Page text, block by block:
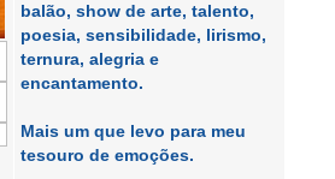
balão, show de arte, talento,
poesia, sensibilidade, lirismo,
ternura, alegria e
encantamento.
Mais um que levo para meu
tesouro de emoções.